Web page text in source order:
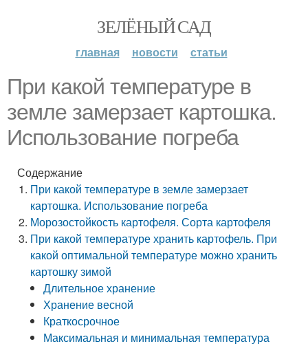
ЗЕЛЁНЫЙ САД
главная новости статьи
При какой температуре в
земле замерзает картошка.
Использование погреба
Содержание
При какой температуре в земле замерзает
картошка. Использование погреба
Морозостойкость картофеля. Сорта картофеля
При какой температуре хранить картофель. При
какой оптимальной температуре можно хранить
картошку зимой
Длительное хранение
Хранение весной
Краткосрочное
Максимальная и минимальная температура